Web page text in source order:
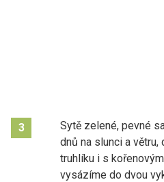
3
Sytě zelené, pevné
dnů na slunci a
truhlíku i s
vysázíme do dvou